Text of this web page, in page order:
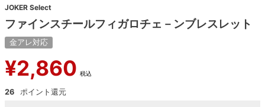
JOKER Select
ファインスチールフィガロチェ－ンブレスレット
金アレ対応
¥2,860 税込
26